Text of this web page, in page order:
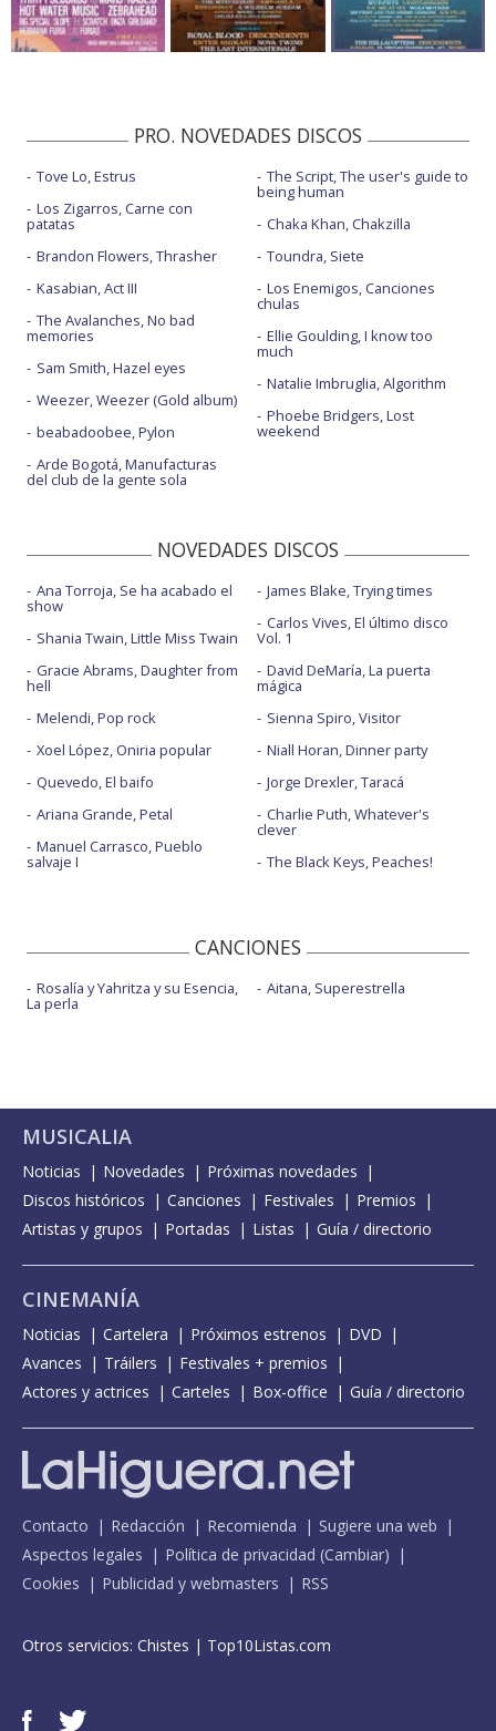
PRO. NOVEDADES DISCOS
Tove Lo, Estrus
Los Zigarros, Carne con
patatas
Brandon Flowers, Thrasher
Kasabian, Act III
The Avalanches, No bad
memories
Sam Smith, Hazel eyes
Weezer, Weezer (Gold album)
beabadoobee, Pylon
Arde Bogotá, Manufacturas
del club de la gente sola
The Script, The user's guide to
being human
Chaka Khan, Chakzilla
Toundra, Siete
Los Enemigos, Canciones
chulas
Ellie Goulding, I know too
much
Natalie Imbruglia, Algorithm
Phoebe Bridgers, Lost
weekend
NOVEDADES DISCOS
Ana Torroja, Se ha acabado el
show
Shania Twain, Little Miss Twain
Gracie Abrams, Daughter from
hell
Melendi, Pop rock
Xoel López, Oniria popular
Quevedo, El baifo
Ariana Grande, Petal
Manuel Carrasco, Pueblo
salvaje I
James Blake, Trying times
Carlos Vives, El último disco
Vol. 1
David DeMaría, La puerta
mágica
Sienna Spiro, Visitor
Niall Horan, Dinner party
Jorge Drexler, Taracá
Charlie Puth, Whatever's
clever
The Black Keys, Peaches!
CANCIONES
Rosalía y Yahritza y su Esencia,
La perla
Aitana, Superestrella
MUSICALIA
Noticias Novedades
Próximas novedades
Discos históricos
Canciones Festivales
Premios
Artistas y grupos
Portadas Listas Guía / directorio
CINEMANÍA
Noticias Cartelera Próximos estrenos
DVD
Avances
Tráilers
Festivales + premios
Actores y actrices
Carteles Box-office Guía / directorio
Contacto Redacción Recomienda
Sugiere una web
Aspectos legales
Política de privacidad (Cambiar)
Cookies
Publicidad y webmasters RSS
Otros servicios: Chistes | Top10Listas.com